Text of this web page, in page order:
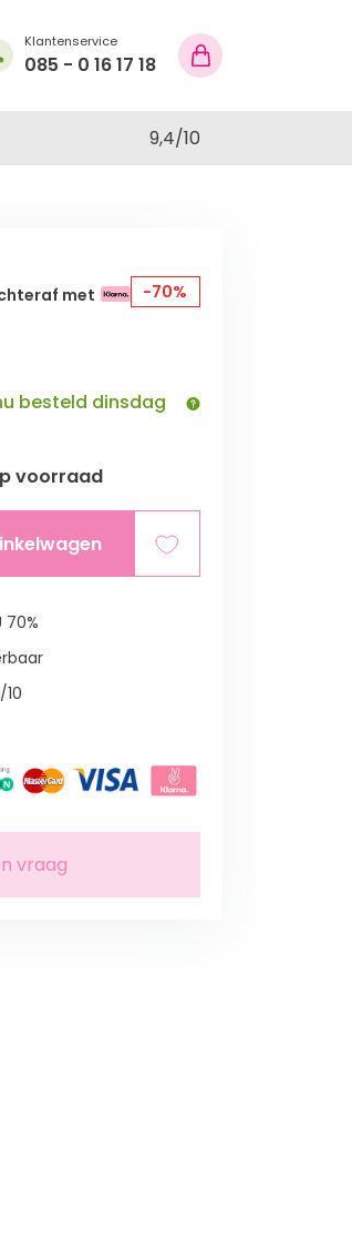
Klantenservice
085 - 0 16 17 18
9,4/10
met
-70%
besteld dinsdag
voorraad
70%
vraag